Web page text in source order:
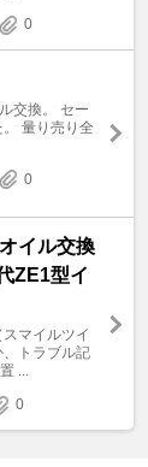
0
交換。 セー
量り売り全
0
イル交換
ZE1型イ
マイルツイ
トラブル記
...
0